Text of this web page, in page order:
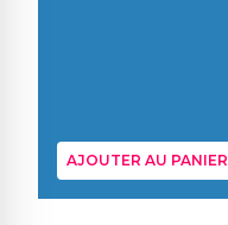
AJOUTER AU PANIER